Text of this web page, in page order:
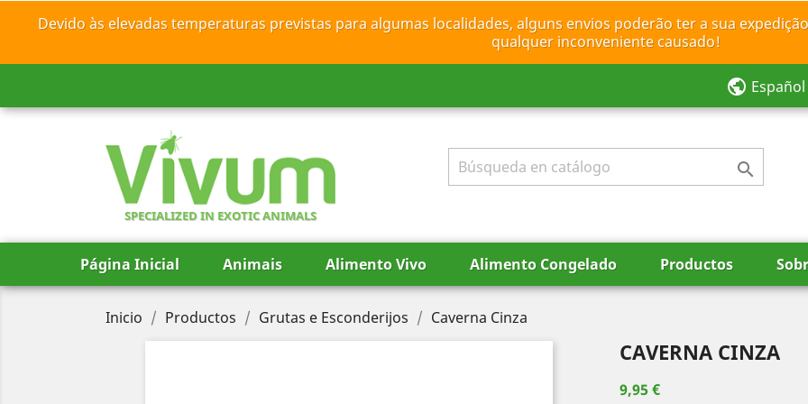
Devido às elevadas temperaturas previstas para algumas localidades, alguns envios poderão ter a sua
qualquer inconveniente causado!
public Español
SPECIALIZED IN EXOTIC ANIMALS

Página Inicial Animais Alimento Vivo Alimento Congelado Productos
Inicio Productos Grutas e Esconderijos Caverna Cinza
CAVERNA CINZA
9,95 €